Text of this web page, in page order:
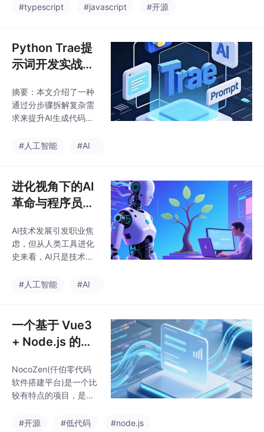
习研究还是企业内部使
Rag相关的知识，开发
首篇，旨在通过现有热
点Rag开源项目的调研
了解相关开源技术应用
实践，未后续学习和开
发提供参考。
#typescript #javascript #开源
Python Trae提
示词开发实战
新 用模块化提示
词生成可运行电
摘要：本文介绍了一种
通过分步骤拆解复杂需
求来提升AI生成代码质
开发为例，作者将项目
I、3)商品管理API、4)
订单管理API、5)支付功
能。每个步骤独立生成
和可测试性。相比一次
性生成完整系统，分步
骤方法能降低复杂度、
量。文章提供了每个步
势：模块化设计、
#人工智能 #AI
进化视角下的AI
革命与程序员的
AI技术发展引发职业焦
虑，但从人类工具进化
史来看，AI只是技术演
了从石器时代到智能时
智能的发展历程，指出
技术变革总会创造新机
会。对程序员而言，AI
系统设计和创新等核心
能力仍不可替代。程序
员需转型为AI指挥家，
提升跨领域能力。AI不
#人工智能 #AI
一个基于 Vue3
+ Node.js 的简
coZen零代码发
布
NocoZen(仟伯零代码
软件搭建平台)是一个比
较有特点的项目，是一
s 构建的零代码/低代码
#开源 #低代码 #node.js